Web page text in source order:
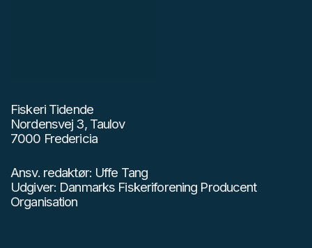
Fiskeri Tidende
Nordensvej 3, Taulov
7000 Fredericia
Ansv. redaktør: Uffe Tang
Udgiver: Danmarks Fiskeriforening Producent
Organisation